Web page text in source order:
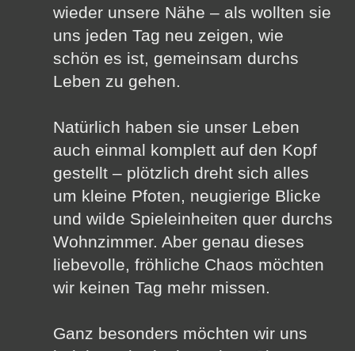
wieder unsere Nähe – als wollten sie
uns jeden Tag neu zeigen, wie
schön es ist, gemeinsam durchs
Leben zu gehen.
Natürlich haben sie unser Leben
auch einmal komplett auf den Kopf
gestellt – plötzlich dreht sich alles
um kleine Pfoten, neugierige Blicke
und wilde Spieleinheiten quer durchs
Wohnzimmer. Aber genau dieses
liebevolle, fröhliche Chaos möchten
wir keinen Tag mehr missen.
Ganz besonders möchten wir uns